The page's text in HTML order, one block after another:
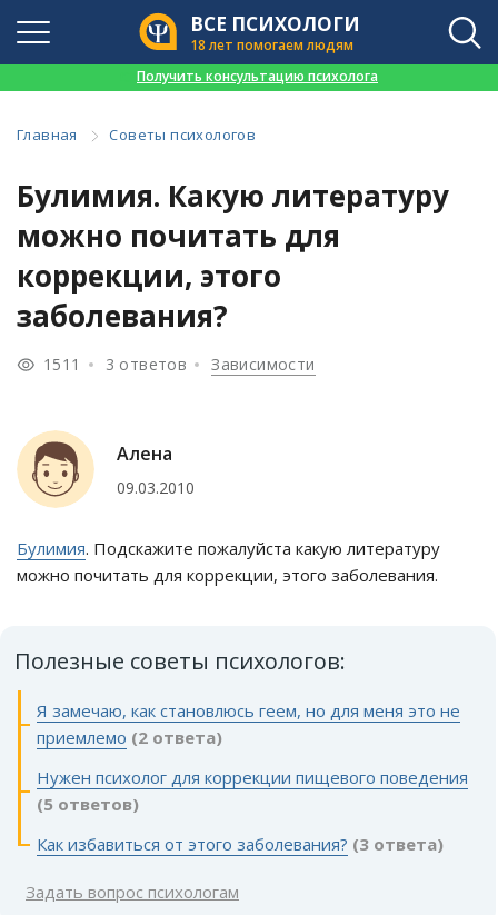
ВСЕ ПСИХОЛОГИ
18 лет помогаем людям
Получить консультацию психолога
Главная Советы психологов
Булимия. Какую литературу
можно почитать для
коррекции, этого
заболевания?
1511 3 ответов Зависимости
Алена
09.03.2010
Булимия. Подскажите пожалуйста какую литературу
можно почитать для коррекции, этого заболевания.
Полезные советы психологов:
Я замечаю, как становлюсь геем, но для меня это не
приемлемо (2 ответа)
Нужен психолог для коррекции пищевого поведения
(5 ответов)
Как избавиться от этого заболевания? (3 ответа)
Задать вопрос психологам